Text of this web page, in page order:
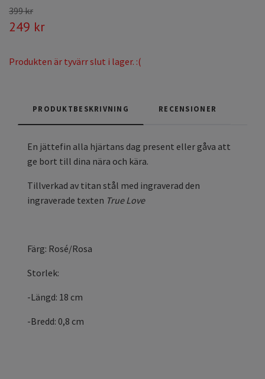
399 kr
249 kr
Produkten är tyvärr slut i lager. :(
PRODUKTBESKRIVNING RECENSIONER
En jättefin alla hjärtans dag present eller gåva att
ge bort till dina nära och kära.
Tillverkad av titan stål med ingraverad den
ingraverade texten True Love
Färg: Rosé/Rosa
Storlek:
-Längd: 18 cm
-Bredd: 0,8 cm